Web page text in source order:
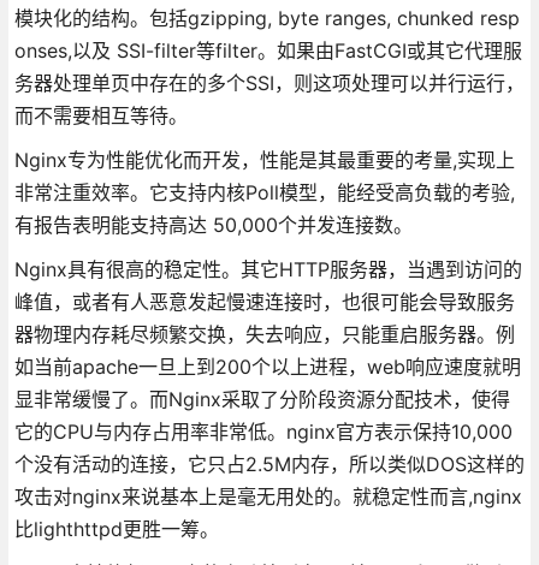
模块化的结构。包括gzipping, byte ranges, chunked resp
onses,以及 SSI-filter等filter。如果由FastCGI或其它代理服
务器处理单页中存在的多个SSI，则这项处理可以并行运行，
而不需要相互等待。
Nginx专为性能优化而开发，性能是其最重要的考量,实现上
非常注重效率。它支持内核Poll模型，能经受高负载的考验,
有报告表明能支持高达 50,000个并发连接数。
Nginx具有很高的稳定性。其它HTTP服务器，当遇到访问的
峰值，或者有人恶意发起慢速连接时，也很可能会导致服务
器物理内存耗尽频繁交换，失去响应，只能重启服务器。例
如当前apache一旦上到200个以上进程，web响应速度就明
显非常缓慢了。而Nginx采取了分阶段资源分配技术，使得
它的CPU与内存占用率非常低。nginx官方表示保持10,000
个没有活动的连接，它只占2.5M内存，所以类似DOS这样的
攻击对nginx来说基本上是毫无用处的。就稳定性而言,nginx
比lighthttpd更胜一筹。